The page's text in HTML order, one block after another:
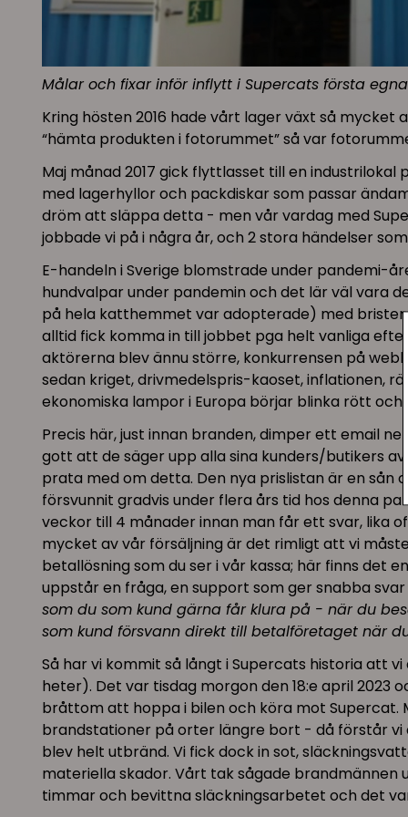
Målar och fixar inför inflytt i Supercats första
Kring hösten 2016 hade vårt lager växt så
“hämta produkten i fotorummet” så var
Maj månad 2017 gick flyttlasset till en
med lagerhyllor och packdiskar som passar
dröm att släppa detta - men vår vardag med
jobbade vi på i några år, och 2 stora händelser
E-handeln i Sverige blomstrade under pandemi-
hundvalpar under pandemin och det lär väl vara
på hela katthemmet var adopterade) med
alltid fick komma in till jobbet pga helt vanliga
aktörerna blev ännu större, konkurrensen på
sedan kriget, drivmedelspris-kaoset, inflationen,
ekonomiska lampor i Europa börjar blinka rött
Precis här, just innan branden, dimper ett email
gott att de säger upp alla sina kunders/butikers
prata med om detta. Den nya prislistan är en sån
försvunnit gradvis under flera års tid hos denna
veckor till 4 månader innan man får ett svar, lika
mycket av vår försäljning är det rimligt att vi
betallösning som du ser i vår kassa; här finns det
uppstår en fråga, en support som ger snabba
som du som kund gärna får klura på - när du
som kund försvann direkt till betalföretaget när
Så har vi kommit så långt i Supercats historia att
heter). Det var tisdag morgon den 18:e april
bråttom att hoppa i bilen och köra mot Supercat.
brandstationer på orter längre bort - då förstår vi
blev helt utbränd. Vi fick dock in sot,
materiella skador. Vårt tak sågade
timmar och bevittna släckningsarbetet och det